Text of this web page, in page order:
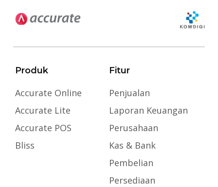
Produk
Accurate Online
Accurate Lite
Accurate POS
Bliss
Fitur
Penjualan
Laporan Keuangan
Perusahaan
Kas & Bank
Pembelian
Persediaan